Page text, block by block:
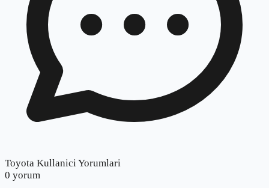
Toyota Kullanici Yorumlari
0 yorum